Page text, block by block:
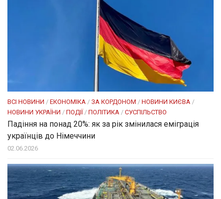
ВСІ НОВИНИ / ЕКОНОМІКА / ЗА КОРДОНОМ / НОВИНИ КИЄВА /
НОВИНИ УКРАЇНИ / ПОДІЇ / ПОЛІТИКА / СУСПІЛЬСТВО
Падіння на понад 20%: як за рік змінилася еміграція
українців до Німеччини
02.06.2026